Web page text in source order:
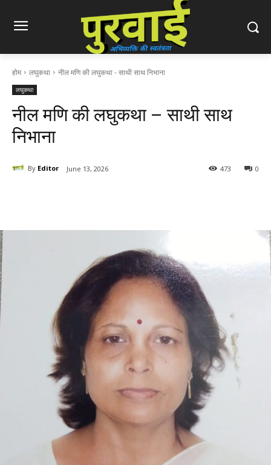
होम लघुकथा नील मणि की लघुकथा - साथी साथ निभाना
लघुकथा
नील मणि की लघुकथा – साथी साथ
निभाना
By Editor June 13, 2026 0
473